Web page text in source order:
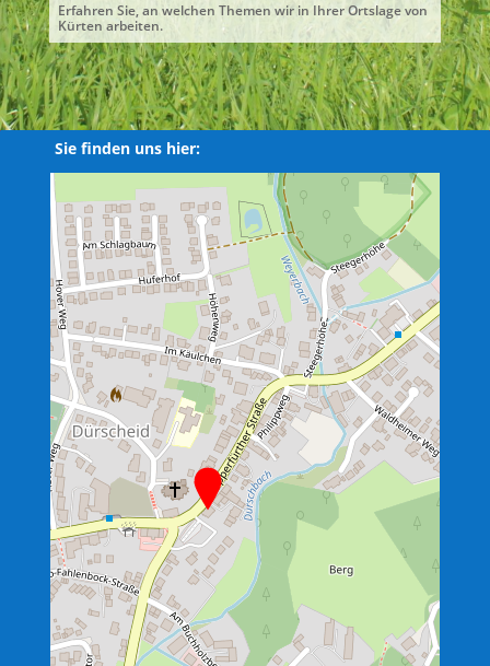
Erfahren Sie, an welchen Themen wir in Ihrer Ortslage von
Kürten arbeiten.
Sie finden uns hier: